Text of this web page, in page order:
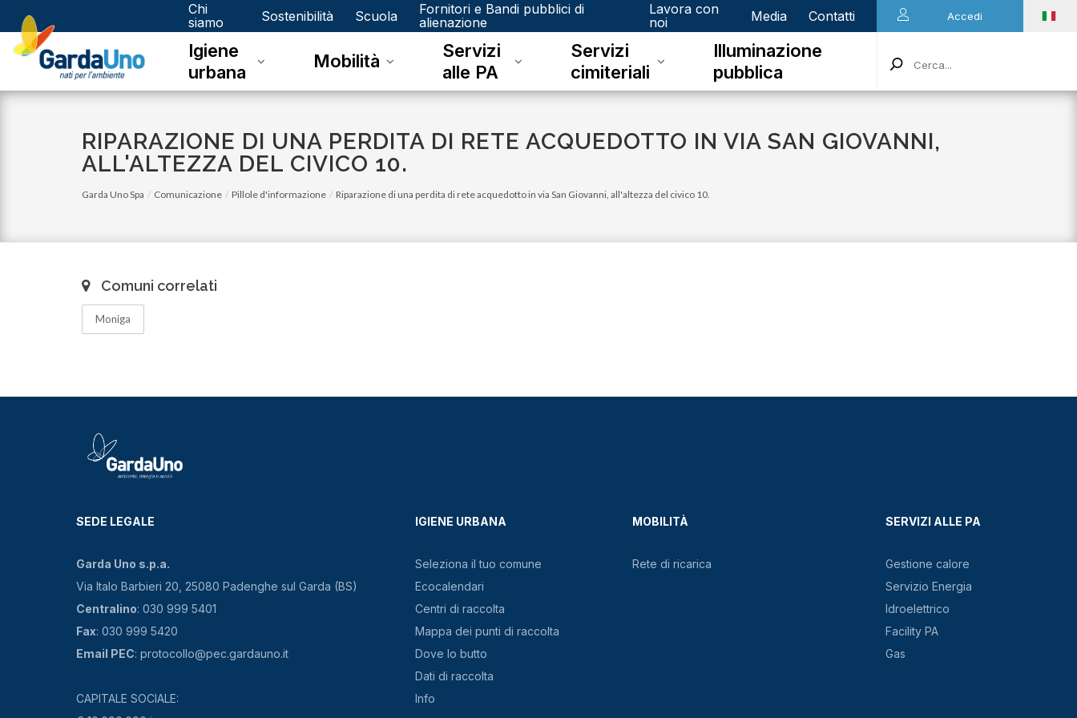
Gardauno
Spa
Chi
siamo
Sostenibilità Scuola
Fornitori e Bandi pubblici di
alienazione
Lavora con
noi
Media Contatti Accedi
Igiene
urbana
Mobilità
Servizi
alle PA
Servizi
cimiteriali
Illuminazione
pubblica
RIPARAZIONE DI UNA PERDITA DI RETE ACQUEDOTTO IN VIA SAN GIOVANNI,
ALL'ALTEZZA DEL CIVICO 10.
Garda Uno Spa Comunicazione Pillole d'informazione Riparazione di una perdita di rete acquedotto in via San Giovanni, all'altezza del civico 10.
Comuni correlati
Moniga
SEDE LEGALE
Garda Uno s.p.a.
Via Italo Barbieri 20, 25080 Padenghe sul Garda (BS)
Centralino: 030 999 5401
Fax: 030 999 5420
Email PEC: protocollo@pec.gardauno.it
CAPITALE SOCIALE:
IGIENE URBANA
Seleziona il tuo comune
Ecocalendari
Centri di raccolta
Mappa dei punti di raccolta
Dove lo butto
Dati di raccolta
Info
MOBILITÀ
Rete di ricarica
SERVIZI ALLE PA
Gestione calore
Servizio Energia
Idroelettrico
Facility PA
Gas